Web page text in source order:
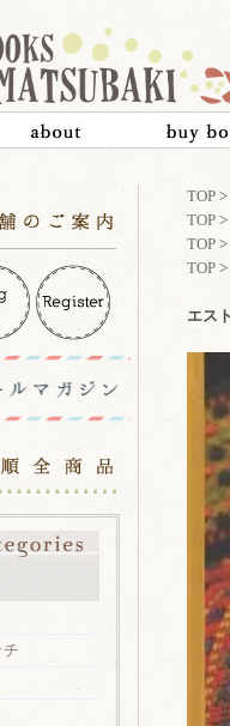
TOP >
TOP >
TOP >
TOP >
エス